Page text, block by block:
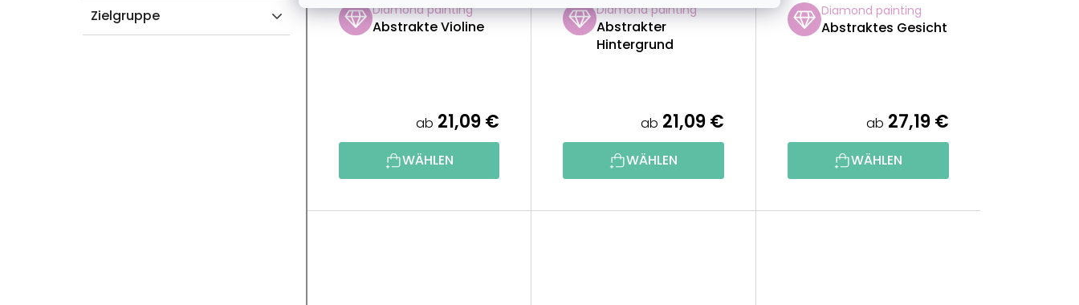
Zielgruppe Diamond painting
Abstrakte Violine
ab 21,09 €
WÄHLEN
Diamond painting
Abstrakter
Hintergrund
ab 21,09 €
WÄHLEN
Diamond painting
Abstraktes Gesicht
ab 27,19 €
WÄHLEN